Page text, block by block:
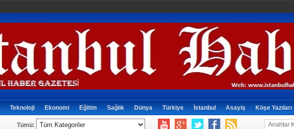
Teknoloji Ekonomi Eğitim Sağlık Dünya Türkiye İstanbul Asayiş Köşe Yazıları
Tümü: